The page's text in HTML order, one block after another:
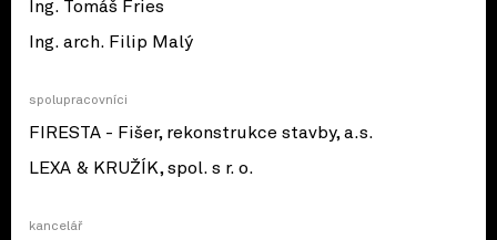
Ing. Tomáš Fries
Ing. arch. Filip Malý
spolupracovníci
FIRESTA - Fišer, rekonstrukce stavby, a.s.
LEXA & KRUŽÍK, spol. s r. o.
kancelář